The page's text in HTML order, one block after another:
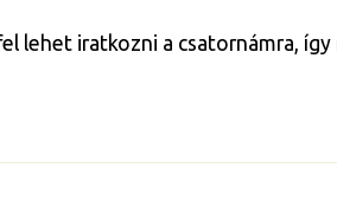
lehet iratkozni a csatornámra,